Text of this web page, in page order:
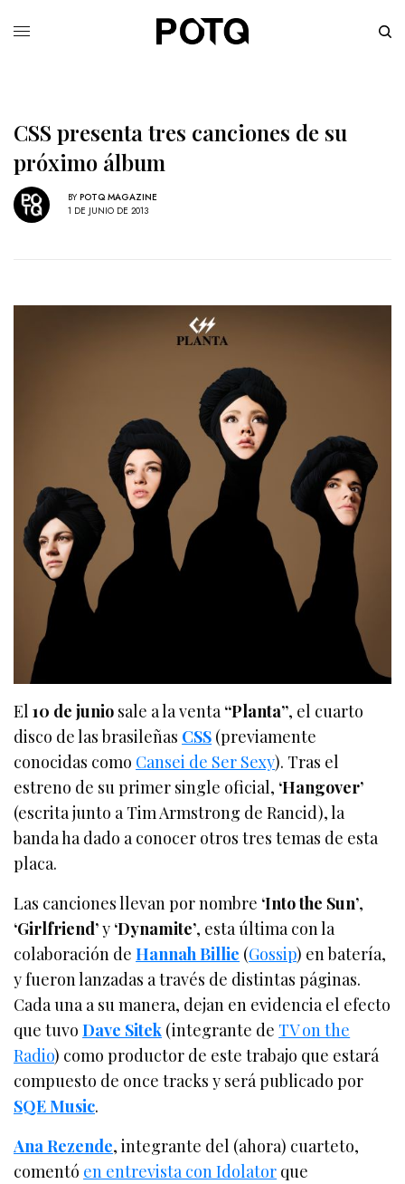
CSS presenta tres canciones de su
próximo álbum
BY POTQ MAGAZINE
1 DE JUNIO DE 2013
El10 de junio sale a la venta“Planta”, el cuarto
disco de las brasileñas CSS (previamente
conocidas como Cansei de Ser Sexy). Tras el
estreno de su primer single oficial, ‘Hangover’
(escrita junto a Tim Armstrong de Rancid), la
banda ha dado a conocer otros tres temas de esta
placa.
Las canciones llevan por nombre ‘Into the Sun’,
‘Girlfriend’y ‘Dynamite’, esta última con la
colaboración deHannah Billie (Gossip) en batería,
y fueron lanzadas a través de distintas páginas.
Cada una a su manera, dejan en evidencia el efecto
que tuvoDave Sitek (integrante de TV on the
Radio) como productor de este trabajo que estará
compuesto de once tracks y será publicado por
SQE Music.
Ana Rezende, integrante del (ahora) cuarteto,
comentó en entrevista con Idolator que